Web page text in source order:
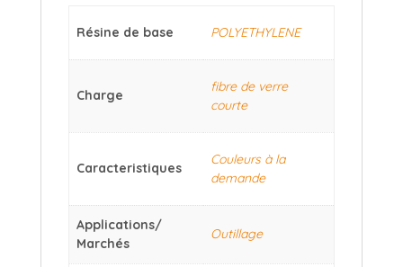
Résine de base POLYETHYLENE
Charge
fibre de verre
courte
Caracteristiques
Couleurs à la
demande
Applications/
Marchés
Outillage